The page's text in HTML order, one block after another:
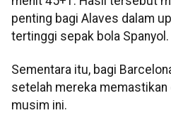
penting bagi Alaves dalam
tertinggi sepak bola Spanyol.
Sementara itu, bagi
setelah mereka memastikan
musim ini.